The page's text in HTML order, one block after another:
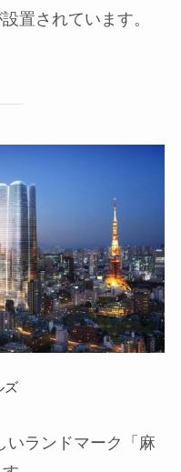
置されています。
ズ
いランドマーク「麻